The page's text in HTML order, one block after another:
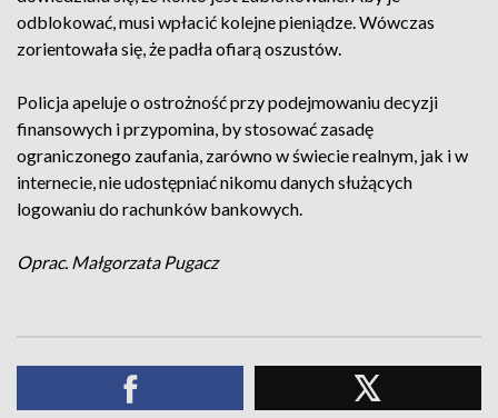
odblokować, musi wpłacić kolejne pieniądze. Wówczas
zorientowała się, że padła ofiarą oszustów.
Policja apeluje o ostrożność przy podejmowaniu decyzji
finansowych i przypomina, by stosować zasadę
ograniczonego zaufania, zarówno w świecie realnym, jak i w
internecie, nie udostępniać nikomu danych służących
logowaniu do rachunków bankowych.
Oprac. Małgorzata Pugacz